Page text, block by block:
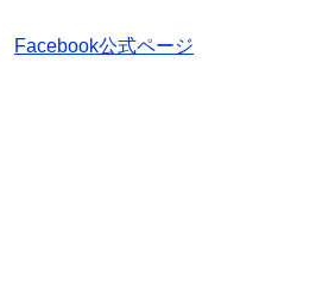
Facebook公式ページ